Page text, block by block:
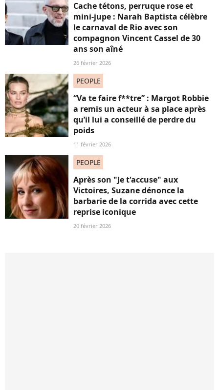
Cache tétons, perruque rose et
mini-jupe : Narah Baptista célèbre
le carnaval de Rio avec son
compagnon Vincent Cassel de 30
ans son aîné
26 février 2026
PEOPLE
“Va te faire f**tre” : Margot Robbie
a remis un acteur à sa place après
qu’il lui a conseillé de perdre du
poids
11 février 2026
PEOPLE
Après son "Je t'accuse" aux
Victoires, Suzane dénonce la
barbarie de la corrida avec cette
reprise iconique
20 février 2026